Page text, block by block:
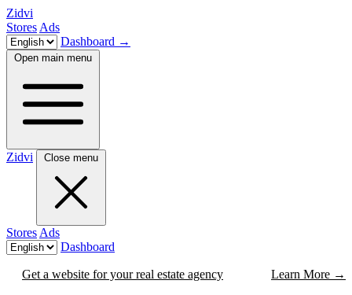
Zidvi
Stores Ads
Dashboard →
Open main menu
Zidvi Close menu
Stores Ads
Dashboard
Get a website for your real estate agency Learn More →